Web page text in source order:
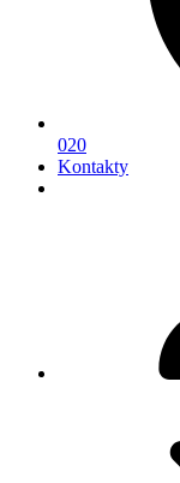
020
Kontakty